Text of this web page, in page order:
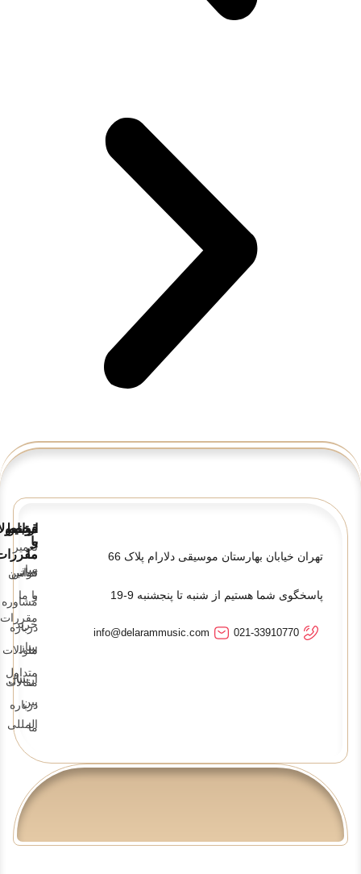
تهران خیابان بهارستان موسیقی دلارام پلاک 66
پاسخگوی شما هستیم از شنبه تا پنجشنبه 9-19
021-33910770
info@delarammusic.com
تعمیر
ساز
مشاوره
خرید
ساز
ارسال
بین
المللی
قوانین
و
قوانین
و
مقررات
سوالات
متداول
درباره
ما
ارتباط
با
ما
تماس
با ما
درباره
ما
مقالات